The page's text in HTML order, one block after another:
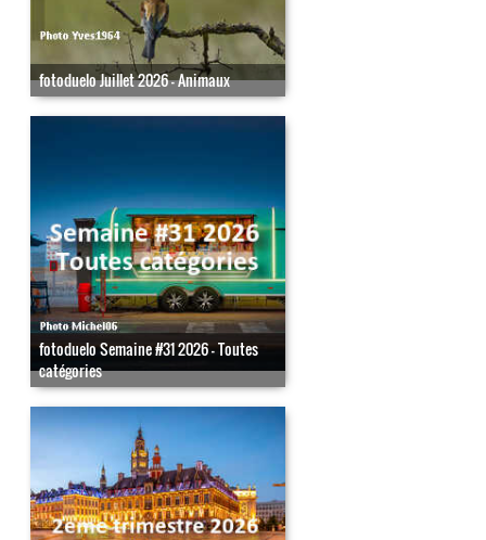
fotoduelo Juillet 2026 - Animaux
fotoduelo Semaine #31 2026 - Toutes
catégories